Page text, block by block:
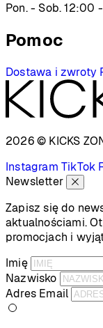
Pon. - Sob. 12:00
Pomoc
Dostawa i zwroty
2026 © KICKS
Instagram TikTok
Newsletter
Zapisz się do
aktualnościami.
promocjach i
Imię
Nazwisko
Adres Email